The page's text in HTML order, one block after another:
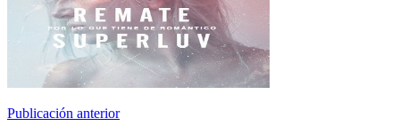
Publicación anterior